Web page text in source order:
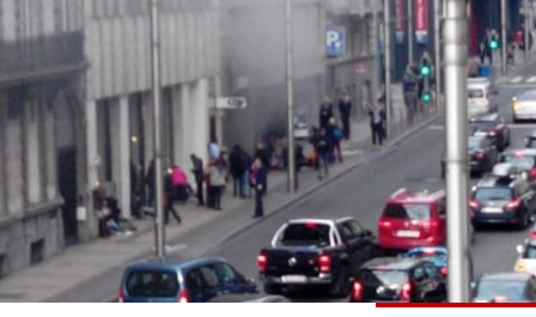
منوعات
كأس العالم
البرامج
جدول البرامج
شاهد البرامج
الترددات